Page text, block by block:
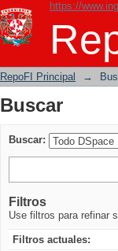
https://
Buscar
RepoFI Principal →
Buscar
Buscar:
Filtros
Use filtros para refinar
Filtros actuales: